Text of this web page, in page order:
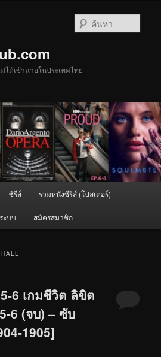
ด้เข้าฉายในประเทศไทย
ซีรีส์ รวมหนังซีรีส์ (โปสเตอร์)
ะบบ สมัครสมาชิก
6 เกมชีวิต ลิขิต
6 (จบ) – ซับ
1905]